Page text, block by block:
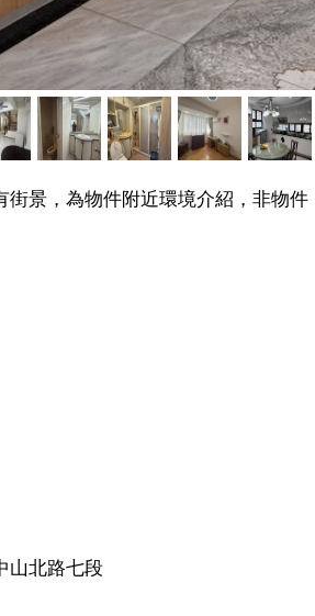
街景，為物件附近環境介紹，非物件
山北路七段